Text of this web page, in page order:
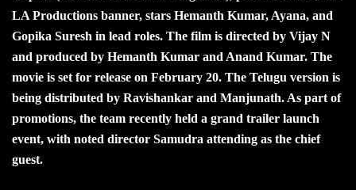
LA Productions banner, stars Hemanth Kumar, Ayana, and
Gopika Suresh in lead roles. The film is directed by Vijay N
and produced by Hemanth Kumar and Anand Kumar. The
movie is set for release on February 20. The Telugu version is
being distributed by Ravishankar and Manjunath. As part of
promotions, the team recently held a grand trailer launch
event, with noted director Samudra attending as the chief
guest.